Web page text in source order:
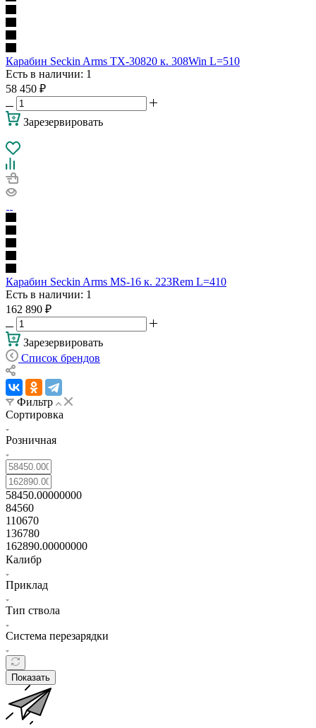
Карабин Seckin Arms TX-30820 к. 308Win L=510
Есть в наличии: 1
58 450 ₽
Зарезервировать
Карабин Seckin Arms MS-16 к. 223Rem L=410
Есть в наличии: 1
162 890 ₽
Зарезервировать
Список брендов
Фильтр
Сортировка
Розничная
58450.00000000
84560
110670
136780
162890.00000000
Калибр
Приклад
Тип ствола
Система перезарядки
Показать